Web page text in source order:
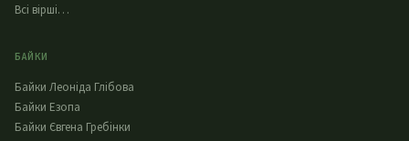
Всі вірші…
БАЙКИ
Байки Леоніда Глібова
Байки Езопа
Байки Євгена Гребінки